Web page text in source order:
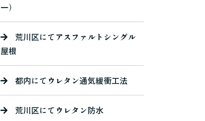
ー）
荒川区にてアスファルトシングル
屋根
都内にてウレタン通気緩衝工法
荒川区にてウレタン防水